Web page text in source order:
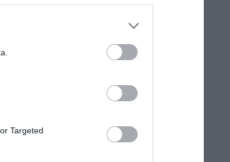
Targeted